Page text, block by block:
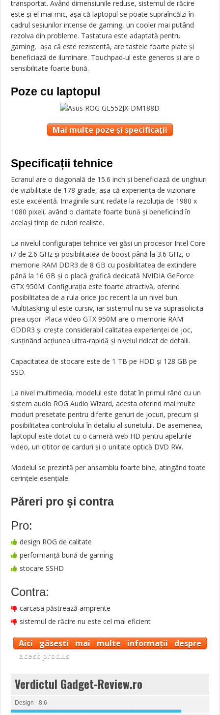
transportat. Având dimensiunile reduse, sistemul de răcire
este și el mai mic, așa că laptopul se poate supraîncălzi în
cadrul sesiunilor intense de gaming, un cooler mai putând
rezolva din probleme. Tastatura este adaptată pentru
gaming, așa că este rezistentă, are tastele foarte plate și
beneficiază de iluminare. Touchpad-ul este generos și are o
sensibilitate foarte bună.
Poze cu laptopul
Mai multe poze și specificații
Specificații tehnice
Ecranul are o diagonală de 15.6 inch și beneficiază de unghiuri
de vizibilitate de 178 grade, așa că experiența de vizionare
este excelentă. Imaginile sunt redate la rezoluția de 1980 x
1080 pixeli, având o claritate foarte bună și beneficiind în
același timp de culori realiste.
La nivelul configurației tehnice vei găsi un procesor Intel Core
i7 de 2.6 GHz și posibilitatea de boost până la 3.6 GHz, o
memorie RAM DDR3 de 8 GB cu posibilitatea de extindere
până la 16 GB și o placă grafică dedicată NVIDIA GeForce
GTX 950M. Configurația este foarte atractivă, oferind
posibilitatea de a rula orice joc recent la un nivel bun.
Multitasking-ul este cursiv, iar sistemul nu se va suprasolicita
prea ușor. Placa video GTX 950M are o memorie RAM
GDDR3 și crește considerabil calitatea experienței de joc,
susținând acțiunea ultra-rapidă și nivelul ridicat de detalii.
Capacitatea de stocare este de 1 TB pe HDD și 128 GB pe
SSD.
La nivel multimedia, modelul este dotat în primul rând cu un
sistem audio ROG Audio Wizard, acesta oferind mai multe
moduri presetate pentru diferite genuri de jocuri, precum și
posibilitatea controlului în detaliu al sunetului. De asemenea,
laptopul este dotat cu o cameră web HD pentru apelurile
video, un cititor de carduri și o unitate optică DVD RW.
Modelul se prezintă per ansamblu foarte bine, atingând toate
cerințele esențiale.
Păreri pro şi contra
Pro:
design ROG de calitate
performanță bună de gaming
stocare SSHD
Contra:
carcasa păstrează amprente
sistemul de răcire nu este cel mai eficient
Aici găsești mai multe informații despre
acest produs
Verdictul Gadget-Review.ro
Design - 8.6